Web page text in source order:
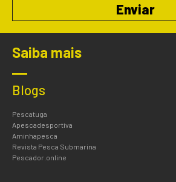
Enviar
Saiba mais
Blogs
Pescatuga
Apescadesportiva
Aminhapesca
Revista Pesca Submarina
Pescador.online